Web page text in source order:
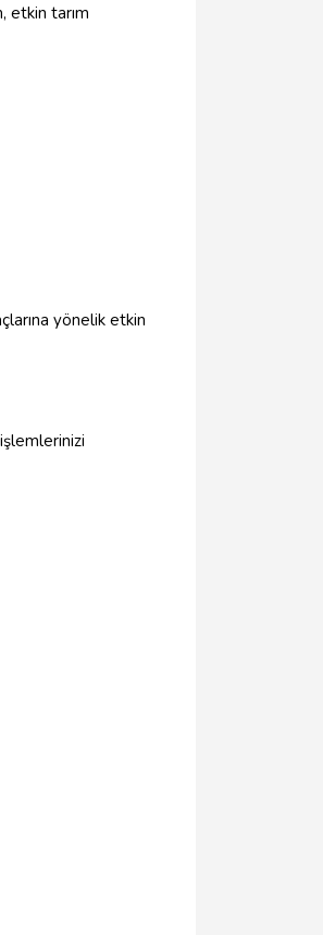
etkin tarım
yönelik etkin